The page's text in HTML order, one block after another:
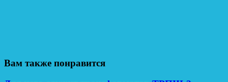
Вам также понравится